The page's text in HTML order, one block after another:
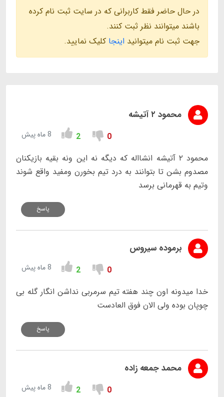
در حال حاضر فقط کاربرانی که در سایت ثبت نام کرده
باشند میتوانند نظر ثبت کنند.
جهت ثبت نام میتوانید اینجا کلیک نمایید.
محمود ۲ آتیشه
0
2 8 ماه پیش
محمود ۲ آتیشه انشااله که دیگه نه این ونه بقیه بازیکنان
مصدوم بشن تا بتوانند به درد تیم بخورن ومفید واقع شوند
وتیم به قهرمانی برسد
پاسخ
برموده سیروس
0
2 8 ماه پیش
خدا میدونه اون چند هفته تیم سرمربی نداشن انگار گله بی
چوپان بوده ولی الان فوق العادست
پاسخ
محمد جمعه زاده
0
2 8 ماه پیش